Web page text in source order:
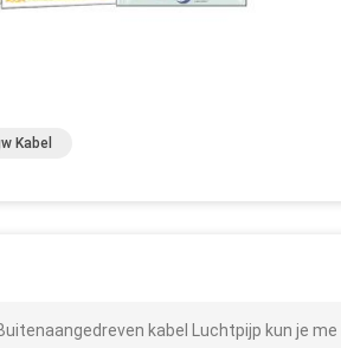
Kabel
kabel Luchtpijp kun je